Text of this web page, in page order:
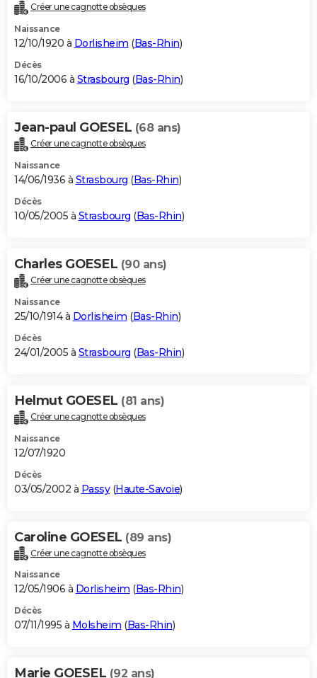
Créer une cagnotte obsèques
Naissance
12/10/1920 à Dorlisheim (Bas-Rhin)
Décès
16/10/2006 à Strasbourg (Bas-Rhin)
Jean-paul GOESEL (68 ans)
Créer une cagnotte obsèques
Naissance
14/06/1936 à Strasbourg (Bas-Rhin)
Décès
10/05/2005 à Strasbourg (Bas-Rhin)
Charles GOESEL (90 ans)
Créer une cagnotte obsèques
Naissance
25/10/1914 à Dorlisheim (Bas-Rhin)
Décès
24/01/2005 à Strasbourg (Bas-Rhin)
Helmut GOESEL (81 ans)
Créer une cagnotte obsèques
Naissance
12/07/1920
Décès
03/05/2002 à Passy(Haute-Savoie)
Caroline GOESEL (89 ans)
Créer une cagnotte obsèques
Naissance
12/05/1906 à Dorlisheim (Bas-Rhin)
Décès
07/11/1995 à Molsheim (Bas-Rhin)
Marie GOESEL (92 ans)